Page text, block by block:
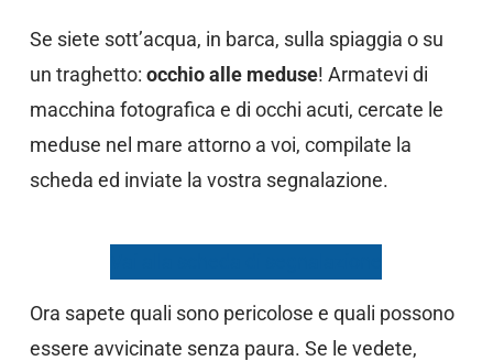
Se siete sott’acqua, in barca, sulla spiaggia o su
un traghetto: occhio alle meduse! Armatevi di
macchina fotografica e di occhi acuti, cercate le
meduse nel mare attorno a voi, compilate la
scheda ed inviate la vostra segnalazione.
Ora sapete quali sono pericolose e quali possono
essere avvicinate senza paura. Se le vedete,